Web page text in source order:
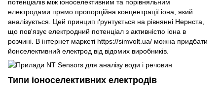
потенціалів між іоноселективним та порівняльним
електродами прямо пропорційна концентрації іона, який
аналізується. Цей принцип ґрунтується на рівнянні Нернста,
що пов'язує електродний потенціал з активністю іона в
розчині. В інтернет маркеті https://simvolt.ua/ можна придбати
йонселективний електрод від відомих виробників.
Типи іоноселективних електродів